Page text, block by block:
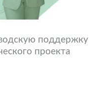
поддержку
проекта